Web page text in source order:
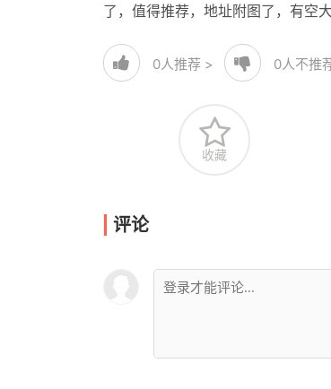
了，值得推荐，地址附图了，有空
0人推荐 > 0人不推
收藏
评论